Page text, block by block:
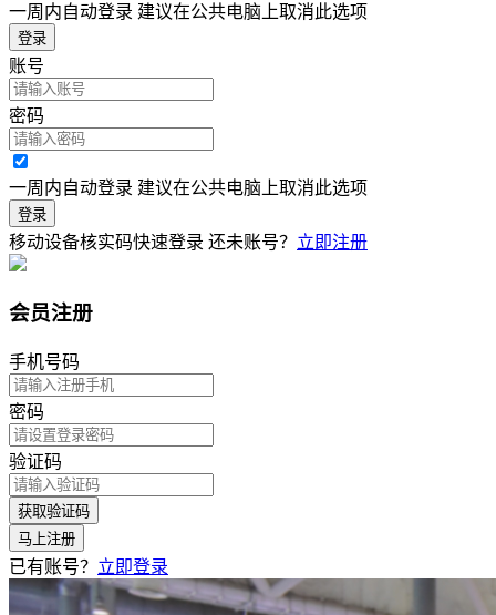
一周内自动登录 建议在公共电脑上取消此选项
登录
账号
密码
一周内自动登录 建议在公共电脑上取消此选项
登录
移动设备核实码快速登录 还未账号？ 立即注册
会员注册
手机号码
密码
验证码
获取验证码
马上注册
已有账号？ 立即登录